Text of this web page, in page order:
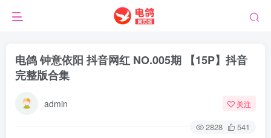
电鸽 钟意依阳 抖音网红 NO.005期 【15P】抖音
完整版合集
admin 关注
2828 541